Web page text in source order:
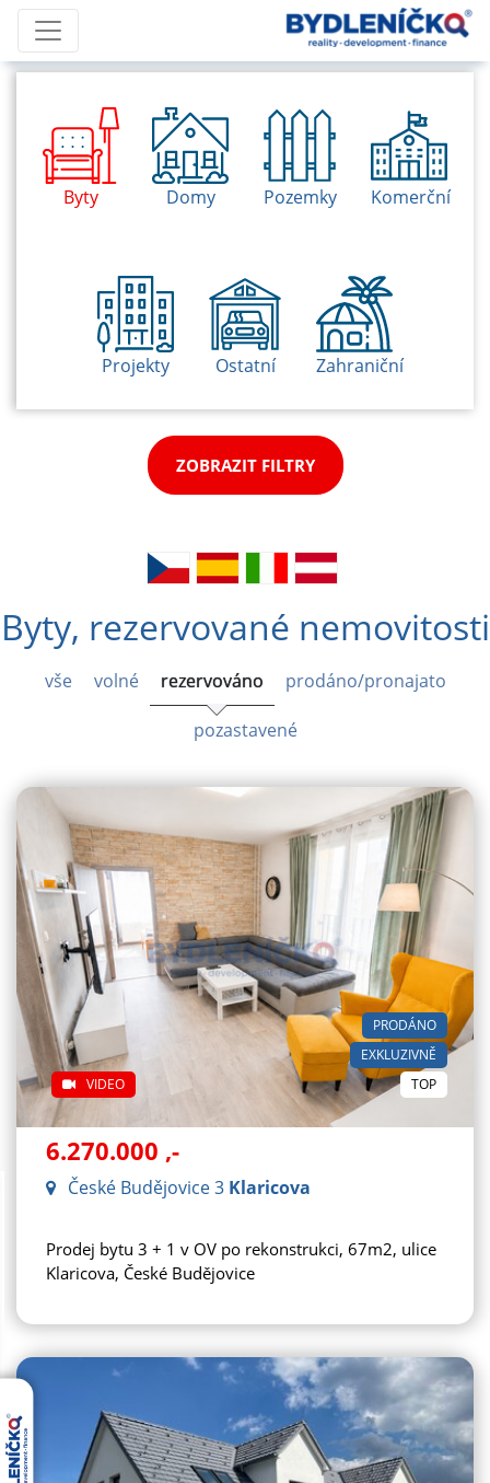
Byty Domy Pozemky Komerční
Projekty Ostatní Zahraniční
ZOBRAZIT FILTRY
VYHLEDAT
Byty, rezervované nemovitosti
vše volné rezervováno prodáno/pronajato
pozastavené
EXKLUZIVNĚ
VIDEO
PRODÁNO
TOP
6.270.000 ,-
České Budějovice 3 Klaricova
Prodej bytu 3 + 1 v OV po rekonstrukci, 67m2, ulice
Klaricova, České Budějovice